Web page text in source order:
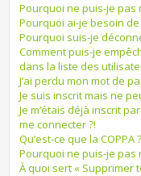
Pourquoi ne puis-je pas
Pourquoi ai-je besoin de
Pourquoi suis-je
Comment puis-je
dans la liste des
J’ai perdu mon mot de
Je suis inscrit mais ne
Je m’étais déjà inscrit
me connecter ?!
Qu’est-ce que la COPPA ?
Pourquoi ne puis-je pas
À quoi sert « Supprimer